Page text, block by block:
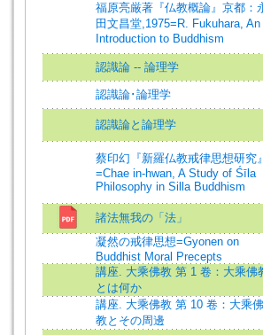
福原亮厳著『仏教概論』京都：
田文昌堂,1975=R. Fukuhara, An
Introduction to Buddhism
認識論 -- 論理学
認識論･論理学
認識論と論理学
蔡印幻『新羅仏教戒律思想研究』
=Chae in-hwan, A Study of Śīla
Philosophy in Silla Buddhism
諸法無我の「法」
凝然の戒律思想=Gyonen on
Buddhist Moral Precepts
講座. 大乘佛教 第 1 卷：大乘佛
とは何か
講座. 大乘佛教 第 10 卷：大乘佛
教とその周邊